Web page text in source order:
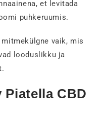
et levitada
puhkeruumis.
vaik, mis
looduslikku ja
Piatella CBD